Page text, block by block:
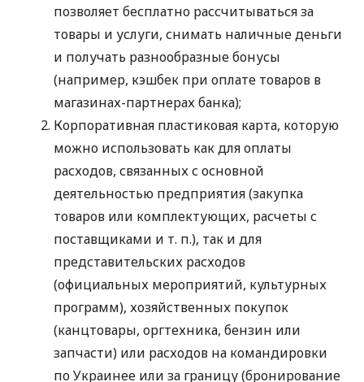
позволяет бесплатно рассчитываться за
товары и услуги, снимать наличные деньги
и получать разнообразные бонусы
(например, кэшбек при оплате товаров в
магазинах-партнерах банка);
Корпоративная пластиковая карта, которую
можно использовать как для оплаты
расходов, связанных с основной
деятельностью предприятия (закупка
товаров или комплектующих, расчеты с
поставщиками и т. п.), так и для
представительских расходов
(официальных мероприятий, культурных
программ), хозяйственных покупок
(канцтовары, оргтехника, бензин или
запчасти) или расходов на командировки
по Украинее или за границу (бронирование